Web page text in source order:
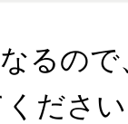
るの
ださ